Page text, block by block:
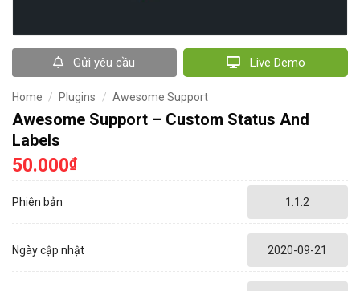
Gửi yêu cầu Live Demo
Home / Plugins / Awesome Support
Awesome Support – Custom Status And
Labels
50.000₫
Phiên bản 1.1.2
Ngày cập nhật 2020-09-21